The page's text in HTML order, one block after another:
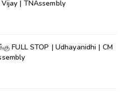
| TNAssembly
Udhayanidhi | CM